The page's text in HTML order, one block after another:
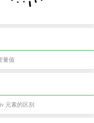
量值
元素的区别